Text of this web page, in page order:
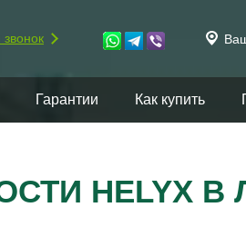
Гарантии Как купить
HELYX В